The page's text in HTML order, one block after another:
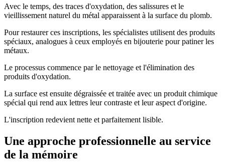
Avec le temps, des traces d'oxydation, des salissures et le
vieillissement naturel du métal apparaissent à la surface du plomb.
Pour restaurer ces inscriptions, les spécialistes utilisent des produits
spéciaux, analogues à ceux employés en bijouterie pour patiner les
métaux.
Le processus commence par le nettoyage et l'élimination des
produits d'oxydation.
La surface est ensuite dégraissée et traitée avec un produit chimique
spécial qui rend aux lettres leur contraste et leur aspect d'origine.
L'inscription redevient nette et parfaitement lisible.
Une approche professionnelle au service
de la mémoire